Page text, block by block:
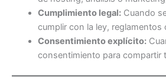
Cumplimiento legal:Cuando
cumplir con la ley, reglamentos
Consentimiento explícito:
consentimiento para compartir